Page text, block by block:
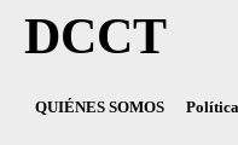
DCCT
QUIÉNES SOMOS